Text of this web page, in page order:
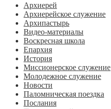
Архиерей
Архиерейское служение
Архипастырь
Видео-материалы
Воскресная школа
Епархия
История
Миссионерское служение
Молодежное служение
Новости
Паломническая поездка
Послания